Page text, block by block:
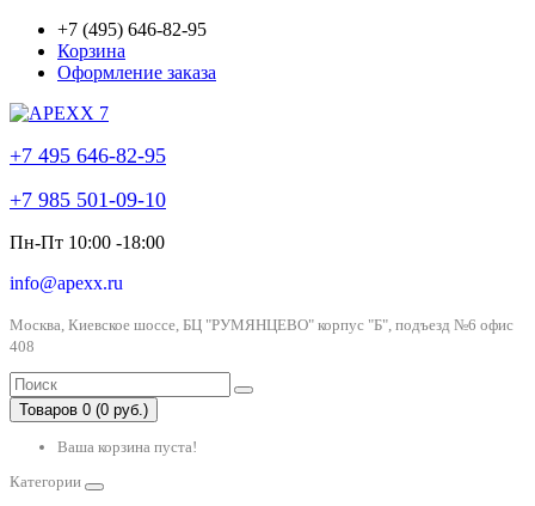
+7 (495) 646-82-95
Корзина
Оформление заказа
+7 495 646-82-95
+7 985 501-09-10
Пн-Пт 10:00 -18:00
info@apexx.ru
Москва, Киевское шоссе, БЦ "РУМЯНЦЕВО" корпус "Б", подъезд №6 офис
408
Товаров 0 (0 руб.)
Ваша корзина пуста!
Категории